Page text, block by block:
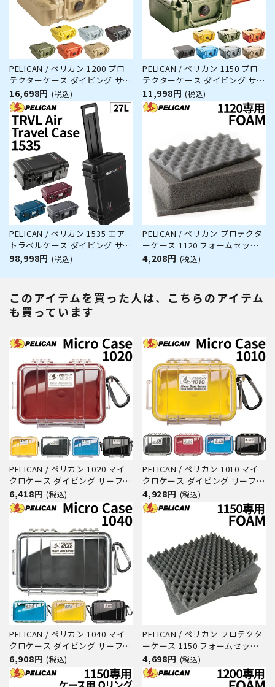
PELICAN / ペリカン 1200 プロ
テクターケース ダイビング サー
フィン アウトドア キャンプ 釣
り カメラ 精密機器 防水 防塵 耐
衝撃
16,698円 (税込)
PELICAN / ペリカン 1150 プロ
テクターケース ダイビング サー
フィン アウトドア キャンプ 釣
り カメラ 精密機器 防水 防塵 耐
衝撃
11,998円 (税込)
PELICAN / ペリカン 1535 エア
トラベルケース ダイビング サー
フィン アウトドア キャンプ 釣
98,998円 (税込)
PELICAN / ペリカン プロテクタ
ーケース 1120 フォームセット
ダイビング サーフィン アウトド
4,208円 (税込)
このアイテムを買った人は、こちらのアイテム
も買っています
PELICAN / ペリカン 1020 マイ
クロケース ダイビング サーフィ
ン アウトドア キャンプ 釣り カ
メラ 精密機器 防水 防塵 耐衝撃
6,418円 (税込)
PELICAN / ペリカン 1010 マイ
クロケース ダイビング サーフィ
ン アウトドア キャンプ 釣り カ
メラ 精密機器 防水 防塵 耐衝撃
4,928円 (税込)
PELICAN / ペリカン 1040 マイ
クロケース ダイビング サーフィ
ン アウトドア キャンプ 釣り カ
メラ 精密機器 防水 防塵 耐衝撃
6,908円 (税込)
PELICAN / ペリカン プロテクタ
ーケース 1150 フォームセット
ダイビング サーフィン アウトド
ア キャンプ 釣り カメラ 精密機
器 防水 防塵 耐衝撃
4,698円 (税込)